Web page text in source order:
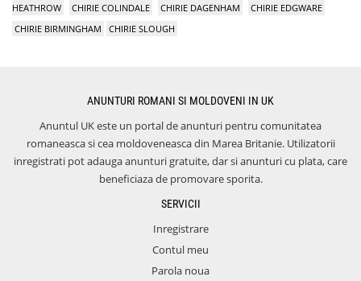
HEATHROW
CHIRIE COLINDALE CHIRIE DAGENHAM
CHIRIE EDGWARE
CHIRIE BIRMINGHAM
CHIRIE SLOUGH
ANUNTURI ROMANI SI MOLDOVENI IN UK
Anuntul UK este un portal de anunturi pentru comunitatea
romaneasca si cea moldoveneasca din Marea Britanie. Utilizatorii
inregistrati pot adauga anunturi gratuite, dar si anunturi cu plata, care
beneficiaza de promovare sporita.
SERVICII
Inregistrare
Contul meu
Parola noua